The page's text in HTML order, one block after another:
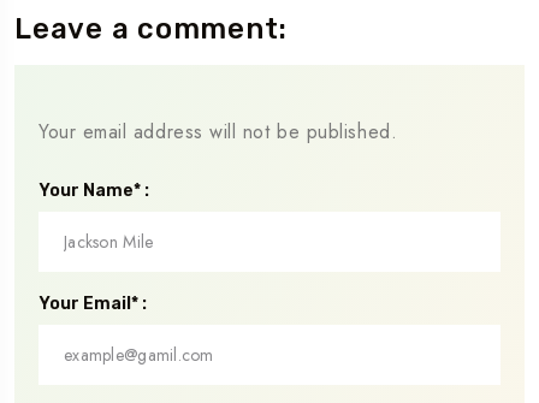
Leave a comment:
Your email address will not be published.
Your Name* :
Your Email* :